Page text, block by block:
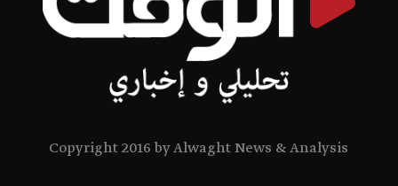
Copyright 2016 by Alwaght News & Analysis